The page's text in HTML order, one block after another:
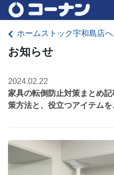
ホームストック宇和島店へ
お知らせ
2024.02.22
家具の転倒防止対策まとめ
策方法と、役立つアイテムを